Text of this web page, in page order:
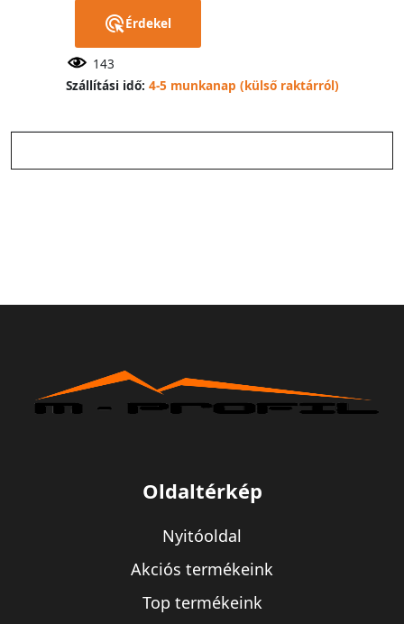
Érdekel
143
Szállítási idő: 4-5 munkanap (külső raktárról)
Oldaltérkép
Nyitóoldal
Akciós termékeink
Top termékeink